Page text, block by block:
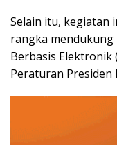
Selain itu, kegiatan
rangka
Berbasis Elektronik
Peraturan Presiden